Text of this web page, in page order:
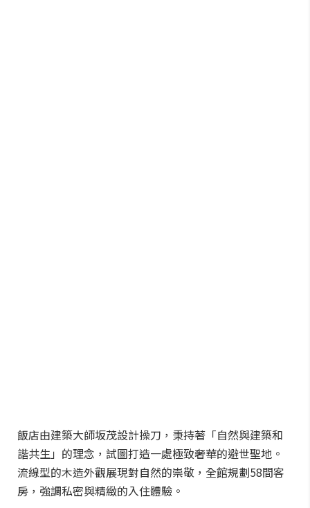
飯店由建築大師坂茂設計操刀，秉持著「自然與建築和
諧共生」的理念，試圖打造一處極致奢華的避世聖地。
流線型的木造外觀展現對自然的崇敬，全館規劃58間客
房，強調私密與精緻的入住體驗。